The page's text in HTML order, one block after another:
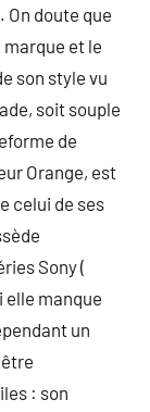
On doute que
et le
son style vu
soit souple
de
Orange, est
celui de ses
Sony (
elle manque
un
: son